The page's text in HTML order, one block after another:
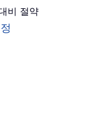
비 절약